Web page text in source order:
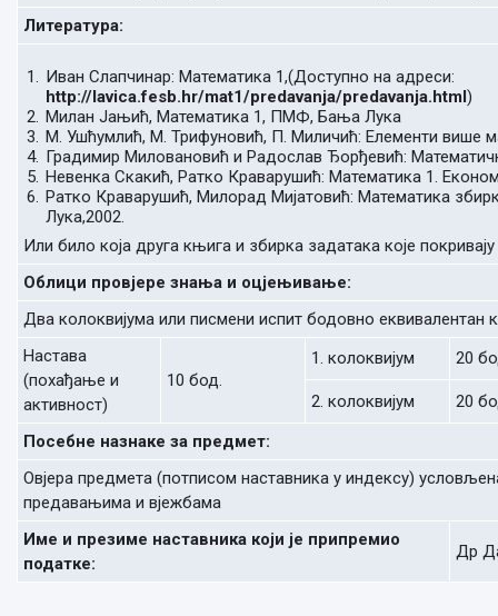
Литература:
Иван Слапчинар: Математика 1,(Доступно на адреси:
http://lavica.fesb.hr/mat1/predavanja/predavanja.html)
Милан Јањић, Математика 1, ПМФ, Бања Лука
М. Ушћумлић, М. Трифуновић, П. Миличић: Елементи више
Градимир Миловановић и Радослав Ђорђевић:
Невенка Скакић, Ратко Краварушић: Математика 1.
Ратко Краварушић, Милорад Мијатовић: Математика
Лука,2002.
Или било која друга књига и збирка задатака које
Облици провјере знања и оцјењивање:
Два колоквијума или писмени испит бодовно еквивалентан
Настава
(похађање и
активност)
10 бод.
1. колоквијум 20
2. колоквијум
20
Посебне назнаке за предмет:
Овјера предмета (потписом наставника у индексу)
предавањима и вјежбама
Име и презиме наставника који је припремио
податке:
Др